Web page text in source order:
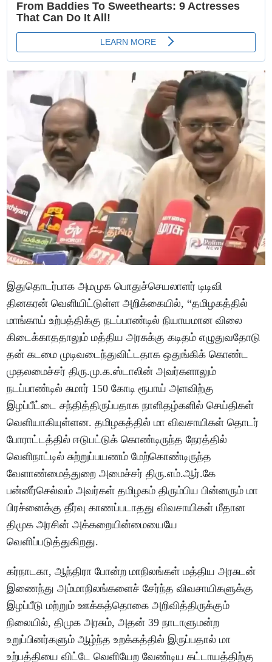
இதுதொடர்பாக அமமுக பொதுச்செயலாளர் டிடிவி
தினகரன் வெளியிட்டுள்ள அறிக்கையில், “தமிழகத்தில்
மாங்காய் உற்பத்திக்கு நடப்பாண்டில் நியாயமான விலை
கிடைக்காததாலும் மத்திய அரசுக்கு கடிதம் எழுதுவதோடு
தன் கடமை முடிவடைந்துவிட்டதாக ஒதுங்கிக் கொண்ட
முதலமைச்சர் திரு.மு.க.ஸ்டாலின் அவர்களாலும்
நடப்பாண்டில் சுமார் 150 கோடி ரூபாய் அளவிற்கு
இழப்பீட்டை சந்தித்திருப்பதாக நாளிதழ்களில் செய்திகள்
வெளியாகியுள்ளன. தமிழகத்தில் மா விவசாயிகள் தொடர்
போராட்டத்தில் ஈடுபட்டுக் கொண்டிருந்த நேரத்தில்
வெளிநாட்டில் சுற்றுப்பயணம் மேற்கொண்டிருந்த
வேளாண்மைத்துறை அமைச்சர் திரு.எம்.ஆர்.கே
பன்னீர்செல்வம் அவர்கள் தமிழகம் திரும்பிய பின்னரும் மா
பிரச்னைக்கு தீர்வு காணப்படாதது விவசாயிகள் மீதான
திமுக அரசின் அக்கறையின்மையையே
வெளிப்படுத்துகிறது.
கர்நாடகா, ஆந்திரா போன்ற மாநிலங்கள் மத்திய அரசுடன்
இணைந்து அம்மாநிலங்களைச் சேர்ந்த விவசாயிகளுக்கு
இழப்பீடு மற்றும் ஊக்கத்தொகை அறிவித்திருக்கும்
நிலையில், திமுக அரசும், அதன் 39 நாடாளுமன்ற
உறுப்பினர்களும் ஆழ்ந்த உறக்கத்தில் இருப்பதால் மா
உற்பத்தியை விட்டே வெளியேற வேண்டிய கட்டாயத்திற்கு